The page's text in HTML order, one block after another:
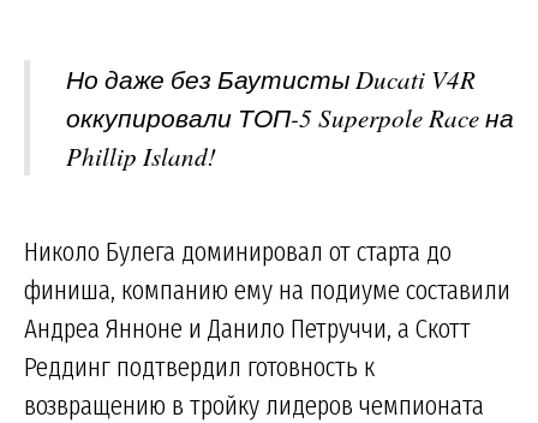
Но даже без Баутисты Ducati V4R
оккупировали ТОП-5 Superpole Race на
Phillip Island!
Николо Булега доминировал от старта до
финиша, компанию ему на подиуме составили
Андреа Янноне и Данило Петруччи, а Скотт
Реддинг подтвердил готовность к
возвращению в тройку лидеров чемпионата